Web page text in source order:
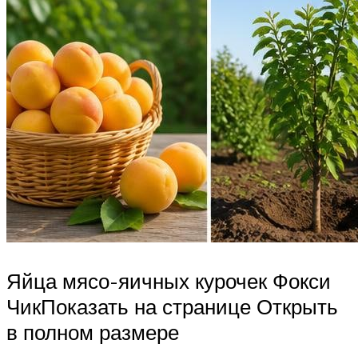
Яйца мясо-яичных курочек Фокси
ЧикПоказать на странице Открыть
в полном размере